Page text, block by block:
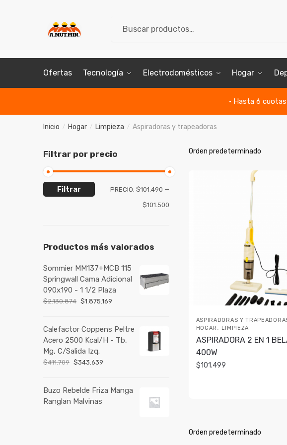
por:
Buscar
Ofertas Tecnología Electrodomésticos Hogar
• Hasta 6
Inicio / Hogar / Limpieza / Aspiradoras y trapeadoras
ASPIRADORAS Y
HOGAR , LIMPIEZA
ASPIRADORA 2 EN 1
400W
$101.499
Filtrar por precio
Filtrar PRECIO:$101.490 —
$101.500
Productos más valorados
Sommier MM137+MCB 115
Springwall Cama Adicional
090x190 - 1 1/2 Plaza
$2.130.874 $1.875.169
Calefactor Coppens Peltre
Acero 2500 Kcal/H - Tb,
Mg, C/Salida Izq.
$411.709 $343.639
Buzo Rebelde Friza Manga
Ranglan Malvinas